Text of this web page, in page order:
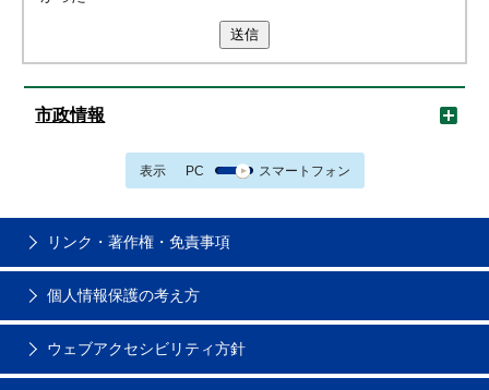
送信
市政情報
表示 PC スマートフォン
リンク・著作権・免責事項
個人情報保護の考え方
ウェブアクセシビリティ方針